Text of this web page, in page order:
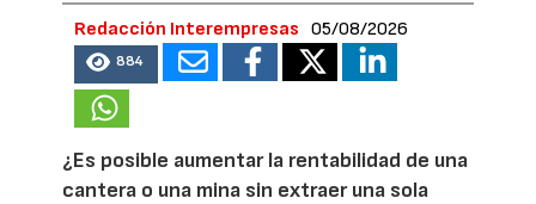
Redacción Interempresas 05/08/2026
884
¿Es posible aumentar la rentabilidad de una
cantera o una mina sin extraer una sola